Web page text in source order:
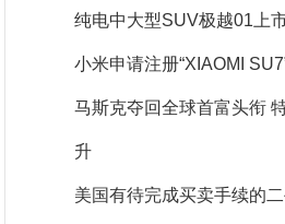
纯电中大型SUV极越01上
小米申请注册“XIAOMI
马斯克夺回全球首富头衔
升
美国有待完成买卖手续的